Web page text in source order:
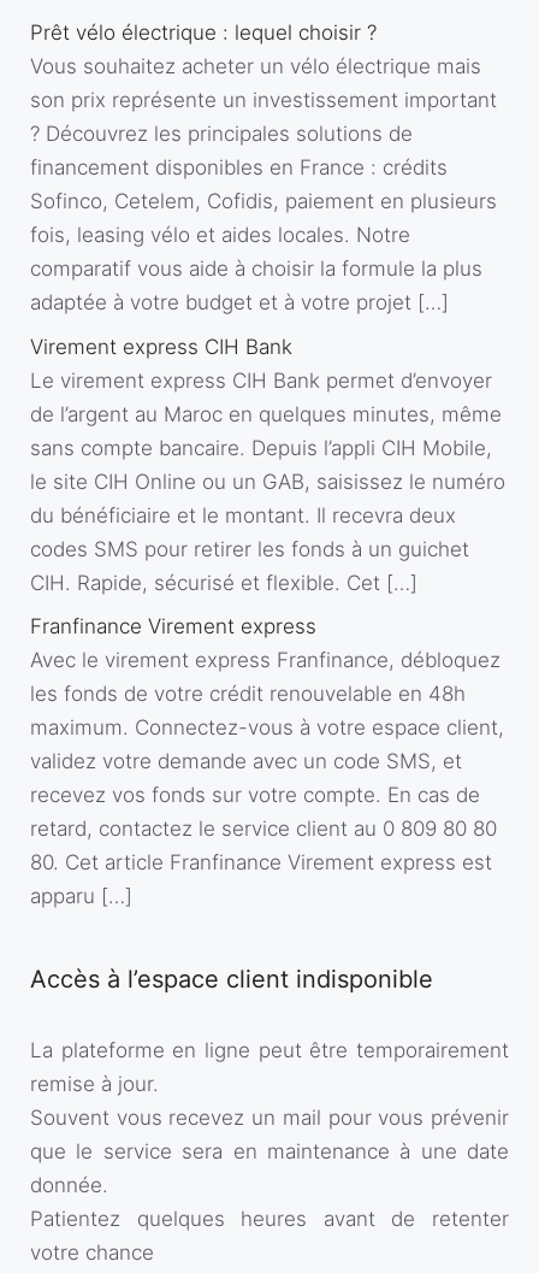
Prêt vélo électrique : lequel choisir ?
Vous souhaitez acheter un vélo électrique mais
son prix représente un investissement important
? Découvrez les principales solutions de
financement disponibles en France : crédits
Sofinco, Cetelem, Cofidis, paiement en plusieurs
fois, leasing vélo et aides locales. Notre
comparatif vous aide à choisir la formule la plus
adaptée à votre budget et à votre projet […]
Virement express CIH Bank
Le virement express CIH Bank permet d’envoyer
de l’argent au Maroc en quelques minutes, même
sans compte bancaire. Depuis l’appli CIH Mobile,
le site CIH Online ou un GAB, saisissez le numéro
du bénéficiaire et le montant. Il recevra deux
codes SMS pour retirer les fonds à un guichet
CIH. Rapide, sécurisé et flexible. Cet […]
Franfinance Virement express
Avec le virement express Franfinance, débloquez
les fonds de votre crédit renouvelable en 48h
maximum. Connectez-vous à votre espace client,
validez votre demande avec un code SMS, et
recevez vos fonds sur votre compte. En cas de
retard, contactez le service client au 0 809 80 80
80. Cet article Franfinance Virement express est
apparu […]
Accès à l’espace client indisponible
La plateforme en ligne peut être temporairement
remise à jour.
Souvent vous recevez un mail pour vous prévenir
que le service sera en maintenance à une date
donnée.
Patientez quelques heures avant de retenter
votre chance